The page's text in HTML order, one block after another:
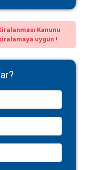
Kanunu
uygun !